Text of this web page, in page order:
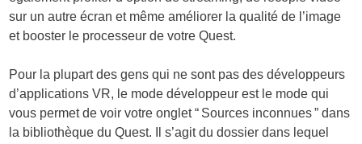
sur un autre écran et même améliorer la qualité de l’image
et booster le processeur de votre Quest.
Pour la plupart des gens qui ne sont pas des développeurs
d’applications VR, le mode développeur est le mode qui
vous permet de voir votre onglet “ Sources inconnues ” dans
la bibliothèque du Quest. Il s’agit du dossier dans lequel